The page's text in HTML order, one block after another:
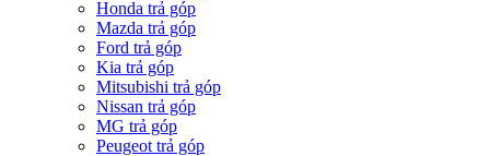
Honda trả góp
Mazda trả góp
Ford trả góp
Kia trả góp
Mitsubishi trả góp
Nissan trả góp
MG trả góp
Peugeot trả góp